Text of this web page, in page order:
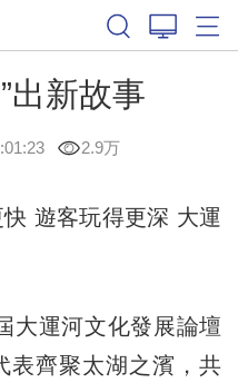
出新故事
2.9万
遊客玩得更深 大運
運河文化發展論壇
表齊聚太湖之濱，共